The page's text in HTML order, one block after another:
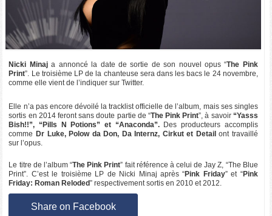
Nicki Minaja annoncé la date de sortie de son nouvel opus “The Pink
Print”. Le troisième LP de la chanteuse sera dans les bacs le 24 novembre,
comme elle vient de l’indiquer sur Twitter.
Elle n’a pas encore dévoilé la tracklist officielle de l’album, mais ses singles
sortis en 2014 feront sans doute partie de “The Pink Print”, à savoir “Yasss
Bish!!”, “Pills N Potions” et “Anaconda”.Des producteurs accomplis
comme Dr Luke, Polow da Don, Da Internz, Cirkut et Detailont travaillé
sur l’opus.
Le titre de l’album “The Pink Print” fait référence à celui de Jay Z, “The Blue
Print”. C’est le troisième LP de Nicki Minaj après “Pink Friday” et “Pink
Friday: Roman Reloded” respectivement sortis en 2010 et 2012.
Share on Facebook